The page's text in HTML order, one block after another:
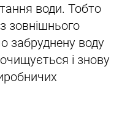
води. Тобто
зовнішнього
забруднену воду
і знову